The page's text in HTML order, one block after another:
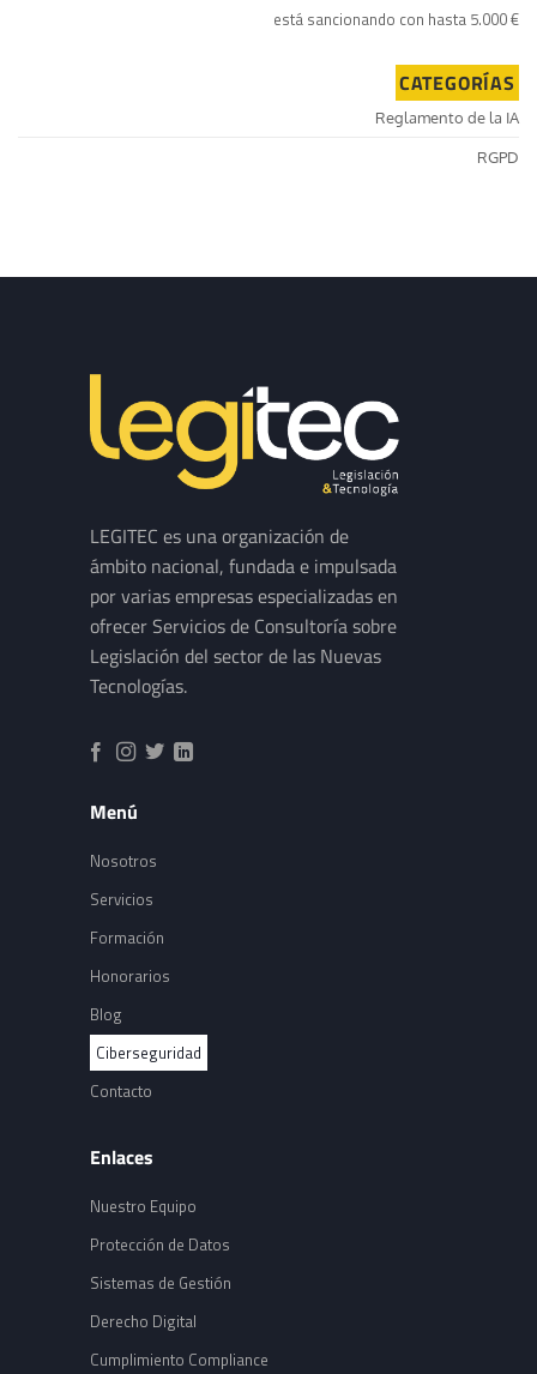
está sancionando con hasta 5.000 €
CATEGORÍAS
Reglamento de la IA
RGPD
LEGITEC es una organización de
ámbito nacional, fundada e impulsada
por varias empresas especializadas en
ofrecer Servicios de Consultoría sobre
Legislación del sector de las Nuevas
Tecnologías.
Menú
Nosotros
Servicios
Formación
Honorarios
Blog
Ciberseguridad
Contacto
Enlaces
Nuestro Equipo
Protección de Datos
Sistemas de Gestión
Derecho Digital
Cumplimiento Compliance